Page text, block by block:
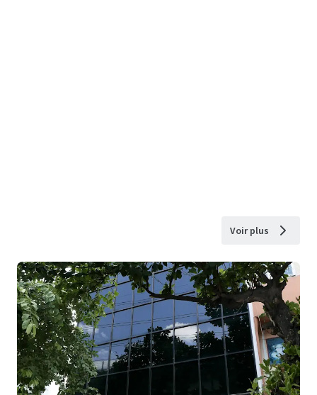
Voir plus